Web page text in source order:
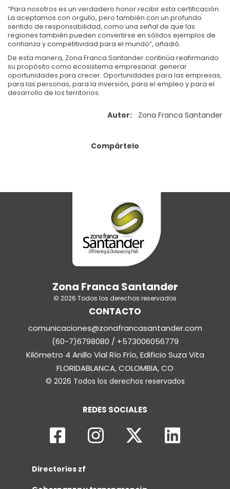
“Para nosotros es un verdadero honor recibir esta certificación.
La aceptamos con orgullo, pero también con un profundo
sentido de responsabilidad, como una señal de que las
regiones también pueden convertirse en sólidos ejemplos de
confianza y competitividad para el mundo”, añadió.
De esta manera, Zona Franca Santander continúa reafirmando
su propósito como ecosistema empresarial: generar
oportunidades para crecer. Oportunidades para las empresas,
para las personas, para la inversión, para el empleo y para el
desarrollo de los territorios.
Autor: Zona Franca Santander
Compártelo
Zona Franca Santander
© 2026 Todos los derechos reservados
CONTACTO
comunicaciones@zonafrancasantander.com
(60-7)6798080 / +573006056779
Kilómetro 4 Anillo Vial Río Frío, Edificio Suza Vita
FLORIDABLANCA, COLOMBIA, CO
© 2026 Todos los derechos reservados
REDES SOCIALES
Directorios zf